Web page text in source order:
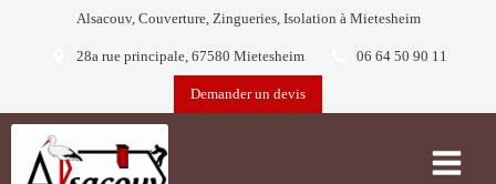
Alsacouv, Couverture, Zingueries, Isolation à Mietesheim
28a rue principale, 67580 Mietesheim 06 64 50 90 11
Demander un devis